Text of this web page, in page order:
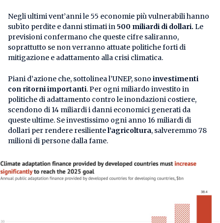
Negli ultimi vent’anni le 55 economie più vulnerabili hanno
subìto perdite e danni stimati in500 miliardi di dollari. Le
previsioni confermano che queste cifre saliranno,
soprattutto se non verranno attuate politiche forti di
mitigazione e adattamento alla crisi climatica.
Piani d’azione che, sottolinea l’UNEP, sono investimenti
con ritorni importanti. Per ogni miliardo investito in
politiche di adattamento contro le inondazioni costiere,
scendono di 14 miliardi i danni economici generati da
queste ultime. Se investissimo ogni anno 16 miliardi di
dollari per rendere resilientel’agricoltura, salveremmo 78
milioni di persone dalla fame.